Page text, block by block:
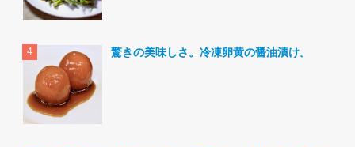
驚きの美味しさ。冷凍卵黄の醤油漬け。